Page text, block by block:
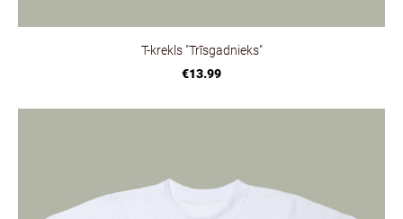
T-krekls "Trīsgadnieks"
€13.99